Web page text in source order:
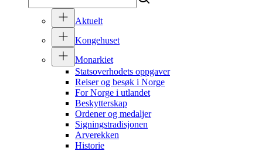
Aktuelt
Kongehuset
Monarkiet
Statsoverhodets oppgaver
Reiser og besøk i Norge
For Norge i utlandet
Beskytterskap
Ordener og medaljer
Signingstradisjonen
Arverekken
Historie